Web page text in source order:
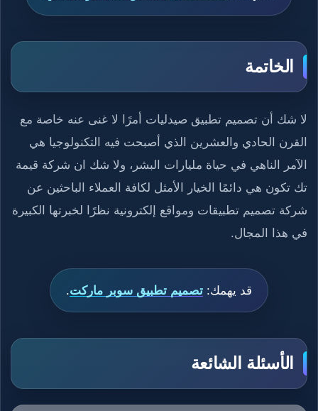
الخاتمة
لا شك أن تصميم تطبيق صيدليات أمرًا لا غنى عنه خاصة مع
القرن الحادي والعشرين الذي أصبحت فيه التكنولوجيا هي
الآمر الناهي في حياة مليارات البشر، ولا شك ان شركة قيمة
تك تكون هي دائمًا الخيار الأمثل لكافة العملاء الباحثين عن
شركة تصميم تطبيقات ومواقع إلكترونية نظرًا لخبرتها الكبيرة
في هذا المجال.
قد يهمك: تصميم تطبيق سوبر ماركت.
الأسئلة الشائعة